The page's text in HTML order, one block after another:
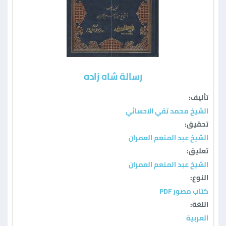
رسالة شاه زاده
تأليف:
الشيخ محمد تقي الاحسائي
تحقيق:
الشيخ عبد المنعم العمران
تعليق:
الشيخ عبد المنعم العمران
النوع:
كتاب مصور PDF
اللغة:
العربية